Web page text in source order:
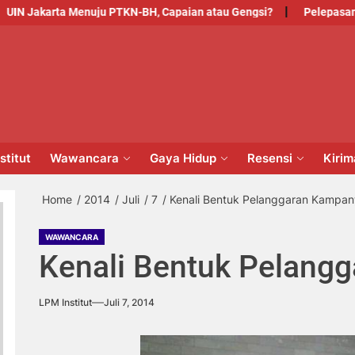
Menuju PTKN-BH, Capaian atau Gengsi? Pelepasan Untuk
Wawancara Gaya Hidup Resensi
Home 2014 Juli 7 Kenali Bentuk Pelanggaran
WAWANCARA
Kenali Bentuk
LPM Institut Juli 7, 2014